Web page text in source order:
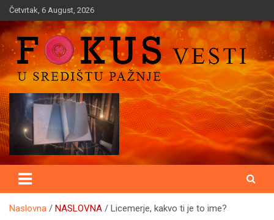
Skip
to
content
Četvrtak, 6 August, 2026
Fokusvesti
U središtu pažnje
Naslovna NASLOVNA Licemerje, kakvo ti je to ime?